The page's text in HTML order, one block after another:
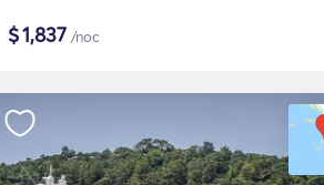
$1,837 /noc